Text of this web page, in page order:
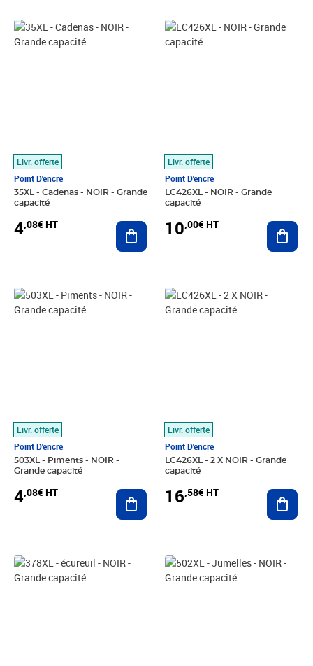
Livr. offerte
Point D'encre
35XL - Cadenas - NOIR - Grande
capacité
4,08€ HT
Prix 4,08€ HT
Ajouter au panier
Livr. offerte
Point D'encre
LC426XL - NOIR - Grande
capacité
10,00€ HT
Prix 10,00€ HT
Livr. offerte
Point D'encre
503XL - Piments - NOIR -
Grande capacité
4,08€ HT
Prix 4,08€ HT
Ajouter au panier
Livr. offerte
Point D'encre
LC426XL - 2 X NOIR - Grande
capacité
16,58€ HT
Prix 16,58€ HT
Prix 4,92€ HT Prix 4,08€ HT